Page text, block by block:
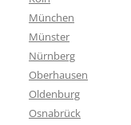
München
Münster
Nürnberg
Oberhausen
Oldenburg
Osnabrück